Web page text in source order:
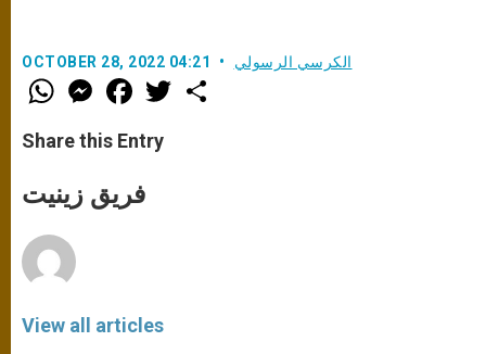
OCTOBER 28, 2022 04:21 الكرسي الرسولي
W
h
t
s
p
p
M
e
s
e
g
e
F
a
e
b
o
k
w
Share this Entry
فريق زينيت
View all articles